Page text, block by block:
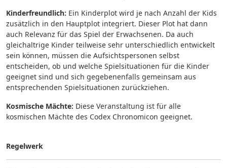
Kinderfreundlich: Ein Kinderplot wird je nach Anzahl der Kids
zusätzlich in den Hauptplot integriert. Dieser Plot hat dann
auch Relevanz für das Spiel der Erwachsenen. Da auch
gleichaltrige Kinder teilweise sehr unterschiedlich entwickelt
sein können, müssen die Aufsichtspersonen selbst
entscheiden, ob und welche Spielsituationen für die Kinder
geeignet sind und sich gegebenenfalls gemeinsam aus
entsprechenden Spielsituationen zurückziehen.
Kosmische Mächte: Diese Veranstaltung ist für alle
kosmischen Mächte des Codex Chronomicon geeignet.
Regelwerk